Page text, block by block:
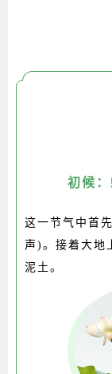
初候
这一节气中首
声)。接着大地
泥土。